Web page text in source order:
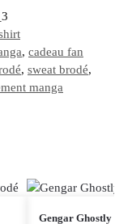
, cadeau fan
, sweat brodé,
manga
Gengar Ghostly